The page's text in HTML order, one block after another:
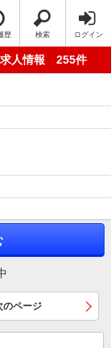
歴 検索 ログイン
求人情報 255件
のページ